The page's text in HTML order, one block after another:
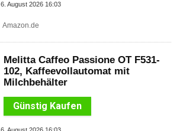
6. August 2026 16:03
Amazon.de
Melitta Caffeo Passione OT F531-
102, Kaffeevollautomat mit
Milchbehälter
Günstig Kaufen